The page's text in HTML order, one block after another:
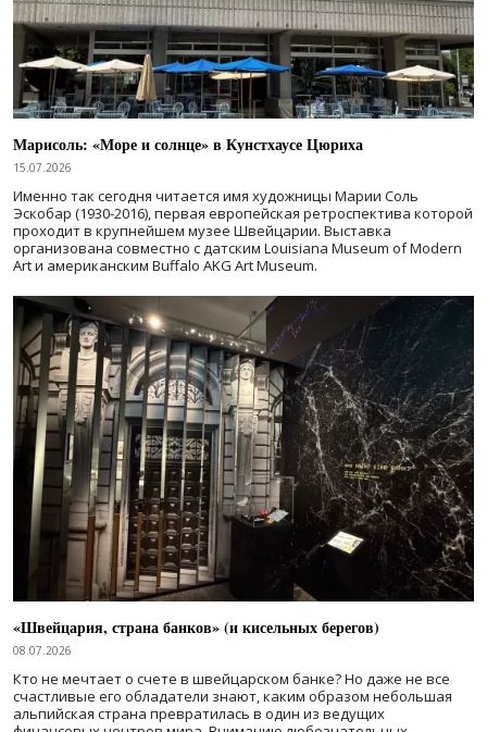
Марисоль: «Море и солнце» в Кунстхаусе Цюриха
15.07.2026
Именно так сегодня читается имя художницы Марии Соль
Эскобар (1930-2016), первая европейская ретроспектива которой
проходит в крупнейшем музее Швейцарии. Выставка
организована совместно с датским Louisiana Museum of Modern
Art и американским Buffalo AKG Art Museum.
«Швейцария, страна банков» (и кисельных берегов)
08.07.2026
Кто не мечтает о счете в швейцарском банке? Но даже не все
счастливые его обладатели знают, каким образом небольшая
альпийская страна превратилась в один из ведущих